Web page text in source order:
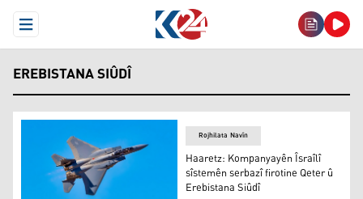
Open Menu
EREBISTANA SIÛDÎ
Rojhilata Navîn
Haaretz: Kompanyayên Îsraîlî
sîstemên serbazî firotine Qeter û
Erebistana Siûdî